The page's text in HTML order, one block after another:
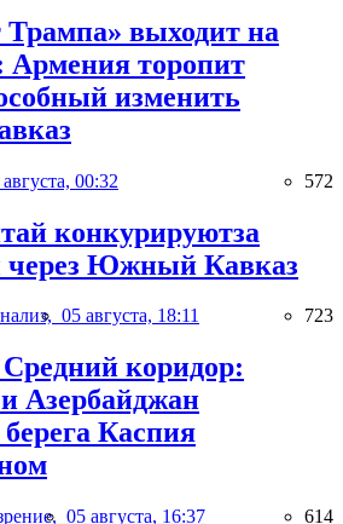
выходит на
Армения торопит
изменить
00:32 572
конкурируютза
Южный Кавказ
05 августа, 18:11 723
коридор:
Азербайджан
Каспия
05 августа, 16:37 614